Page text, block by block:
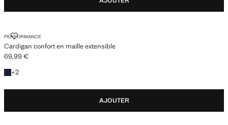
PERFORMANCE
Cardigan confort en maille extensible
CARDIGAN CONFORT EN MAILLE EXTENSIBLE
Prix actuel [69,99 € ]
69,99 €
+2
+2 couleurs
AJOUTER